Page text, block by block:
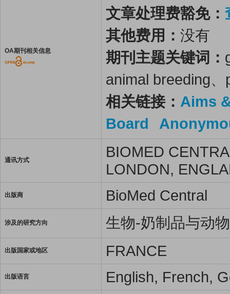
OA期刊相关信息
文章处理费豁免：
其他费用： 没有
期刊主题关键词：
animal breeding
相关链接： Aims
Board
通讯方式
BIOMED
LONDON,
出版商 BioMed Central
涉及的研究方向 生物-奶制品与动
出版国家或地区 FRANCE
出版语言 English, French,